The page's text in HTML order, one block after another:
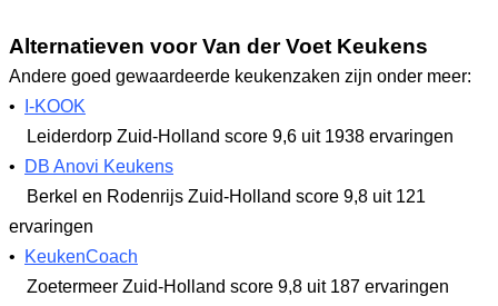
Alternatieven voor Van der Voet Keukens
Andere goed gewaardeerde keukenzaken zijn onder meer:
•
I-KOOK
Leiderdorp Zuid-Holland score 9,6 uit 1938 ervaringen
•
DB Anovi Keukens
Berkel en Rodenrijs Zuid-Holland score 9,8 uit 121
ervaringen
•
KeukenCoach
Zoetermeer Zuid-Holland score 9,8 uit 187 ervaringen